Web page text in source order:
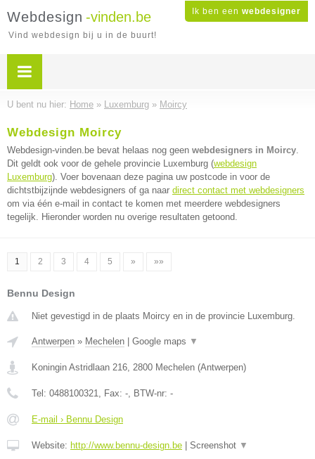
Ik ben een webdesigner
Webdesign -vinden.be
Vind webdesign bij u in de buurt!
U bent nu hier: Home » Luxemburg » Moircy
Webdesign Moircy
Webdesign-vinden.be bevat helaas nog geen webdesigners in Moircy.
Dit geldt ook voor de gehele provincie Luxemburg (webdesign
Luxemburg). Voer bovenaan deze pagina uw postcode in voor de
dichtstbijzijnde webdesigners of ga naar direct contact met webdesigners
om via één e-mail in contact te komen met meerdere webdesigners
tegelijk. Hieronder worden nu overige resultaten getoond.
1 2 3 4 5 » »»
Bennu Design
Niet gevestigd in de plaats Moircy en in de provincie Luxemburg.
Antwerpen » Mechelen Google maps ▼
Koningin Astridlaan 216, 2800 Mechelen (Antwerpen)
Tel: 0488100321, Fax: -, BTW-nr: -
E-mail › Bennu Design
Website: http://www.bennu-design.be Screenshot ▼